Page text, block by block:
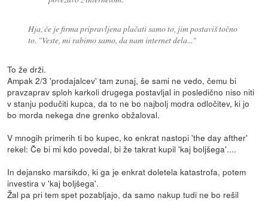
Hja, če je firma pripravljena plačati samo to, jim postaviš točno
to. "Veste, mi rabimo samo, da nam internet dela..."
To že drži.
Ampak 2/3 'prodajalcev' tam zunaj, še sami ne vedo, čemu bi
pravzaprav sploh karkoli drugega postavljal in posledično niso niti
v stanju podučiti kupca, da to ne bo najbolj modra odločitev, ki jo
bo morda nekega dne grenko obžaloval.
V mnogih primerih ti bo kupec, ko enkrat nastopi 'the day afther'
rekel: Če bi mi kdo povedal, bi že takrat kupil 'kaj boljšega'....
In dejansko marsikdo, ki ga je enkrat doletela katastrofa, potem
investira v 'kaj boljšega'.
Žal pa pri tem spet pozabljajo, da samo nakup tudi ne bo rešil